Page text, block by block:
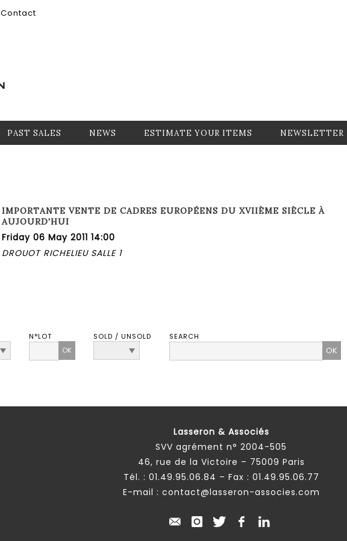
Contact
PAST SALES NEWS ESTIMATE YOUR ITEMS NEWSLETTER
IMPORTANTE VENTE DE CADRES EUROPÉENS DU XVIIÈME SIÈCLE À
AUJOURD'HUI
Friday 06 May 2011 14:00
DROUOT RICHELIEU SALLE 1
N°LOT
OK
SOLD / UNSOLD SEARCH
Lasseron & Associés
SVV agrément n° 2004-505
46, rue de la Victoire – 75009 Paris
Tél. : 01.49.95.06.84 – Fax : 01.49.95.06.77
E-mail : contact@lasseron-associes.com